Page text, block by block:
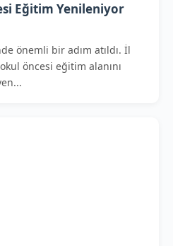
Eğitim Yenileniyor
önemli bir adım atıldı. İl
öncesi eğitim alanını